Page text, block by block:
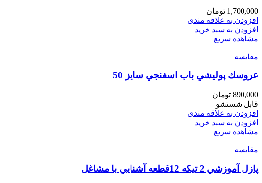
1,700,000 تومان
افزودن به علاقه مندی
افزودن به سبد خرید
مشاهده سریع
مقایسه
عروسك پوليشي باب اسفنجي سايز 50
890,000 تومان
قابل شستشو
افزودن به علاقه مندی
افزودن به سبد خرید
مشاهده سریع
مقایسه
پازل آموزشي 2 تيكه 12قطعه آشنايي با مشاغل